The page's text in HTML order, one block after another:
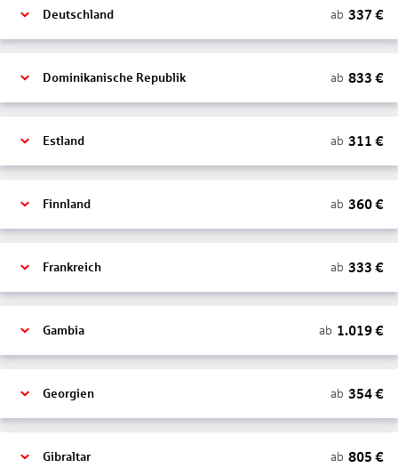
Deutschland ab 337 €
Dominikanische Republik ab 833 €
Estland ab 311 €
Finnland ab 360€
Frankreich ab 333 €
Gambia ab 1.019€
Georgien ab 354€
Gibraltar ab 805 €